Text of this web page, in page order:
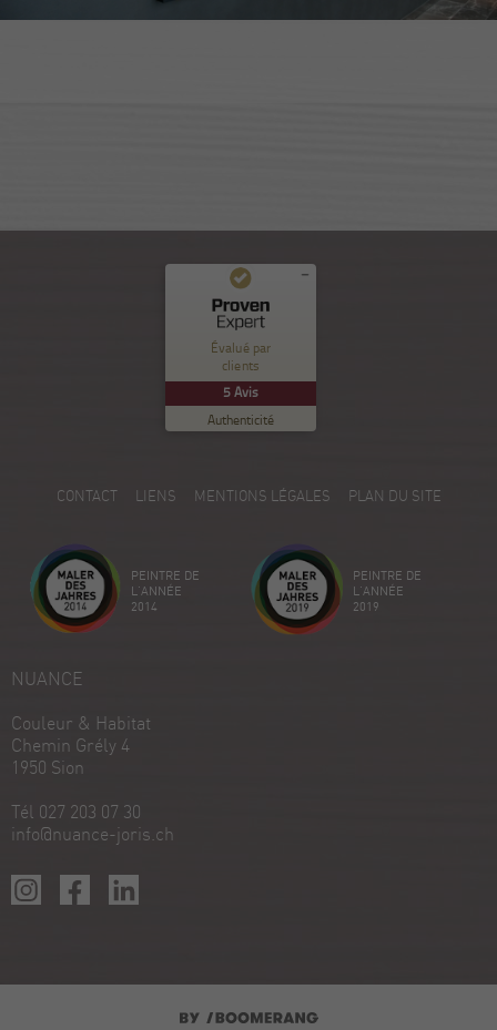
Évalué par
clients
5Avis
Authenticité
Commentaires et expériences des clients pour
Nuance Sion
100
%
Recommandé sur
ProvenExpert.com
EXCELLENT
5.00
/
5
Créez votre propre sceau maintenant
18/12/2025
Voir le profil
CONTACT LIENS MENTIONS LÉGALES PLAN DU SITE
PEINTRE DE
L'ANNÉE
2014
PEINTRE DE
L'ANNÉE
2019
NUANCE
Couleur & Habitat
Chemin Grély 4
1950 Sion
Tél 027 203 07 30
info@nuance-joris.ch